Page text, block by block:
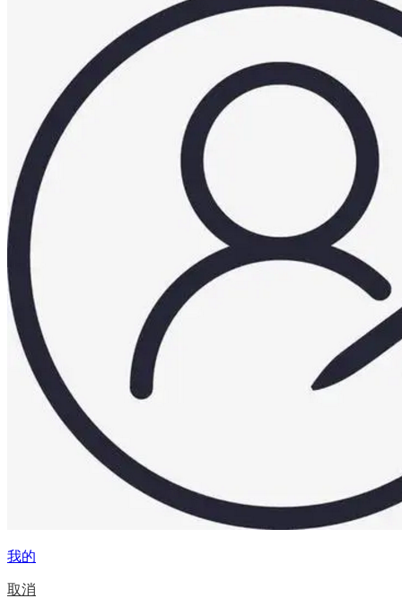
我的
取消